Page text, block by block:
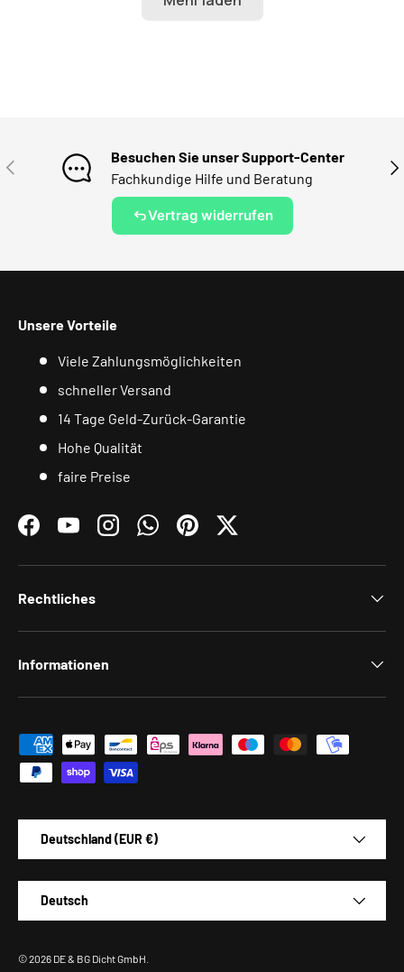
VORHERIGE
Besuchen Sie unser Support-Center
Fachkundige Hilfe und Beratung
Vertrag widerrufen
Unsere Vorteile
Viele Zahlungsmöglichkeiten
schneller Versand
14 Tage Geld-Zurück-Garantie
Hohe Qualität
faire Preise
FacebookYouTubeInstagramWhatsAppPinterestTwitter
Rechtliches
Informationen
Zahlungsmethoden
Deutschland (EUR €)
Deutsch
© 2026 DE & BG Dicht GmbH